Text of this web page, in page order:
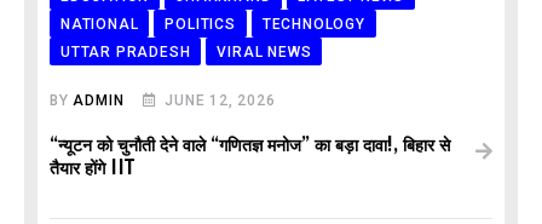
NATIONAL
POLITICS
TECHNOLOGY
UTTAR PRADESH
VIRAL NEWS
BYADMIN JUNE 12, 2026
“न्यूटन को चुनौती देने वाले “गणितज्ञ मनोज” का बड़ा दावा!, बिहार से
तैयार होंगे IIT